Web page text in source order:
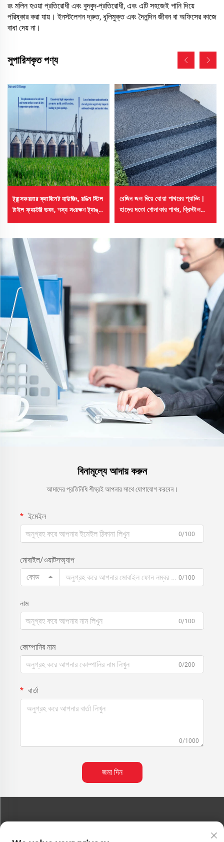
রং মলিন হওয়া প্রতিরোধী এবং বুদবুদ-প্রতিরোধী, এবং এটি সহজেই পানি দিয়ে
পরিষ্কার করা যায়। ইনস্টলেশন দ্রুত, ধূলিমুক্ত এবং দৈনন্দিন জীবন বা অফিসের কাজে
বাধা দেয় না।
সুপারিশকৃত পণ্য
ট্রান্সফরমার ক্যাবিনেট হাউজিং, রঙিন স্টিল
টাইল ফ্যাক্টরি ভবন, শস্য সংরক্ষণ ট্যাঙ্ক,
রেজিন জল দিয়ে ধোয়া পাথরের প্যাভিং |
হাড়ের মতো গোলাকার পাথর, ক্রিস্টাল
বিনামূল্যে আদায় করুন
আমাদের প্রতিনিধি শীঘ্রই আপনার সাথে যোগাযোগ করবেন।
ইমেইল
0/100
মোবাইল/ওয়াটসঅ্যাপ
কোড
0/100
নাম
0/100
কোম্পানির নাম
0/200
বার্তা
0/1000
জমা দিন